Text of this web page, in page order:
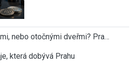
nebo otočnými dveřmi? Pra…
která dobývá Prahu